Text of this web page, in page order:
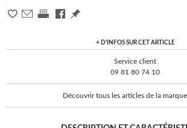
+ D'INFOS SUR CET ARTICLE
Service client
09 81 80 74 10
Découvrir tous les articles de la